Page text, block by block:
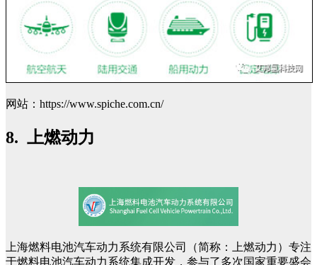
网站：https://www.spiche.com.cn/
8. 上燃动力
上海燃料电池汽车动力系统有限公司（简称：上燃动力）专注
于燃料电池汽车动力系统集成开发，参与了多次国家重要盛会